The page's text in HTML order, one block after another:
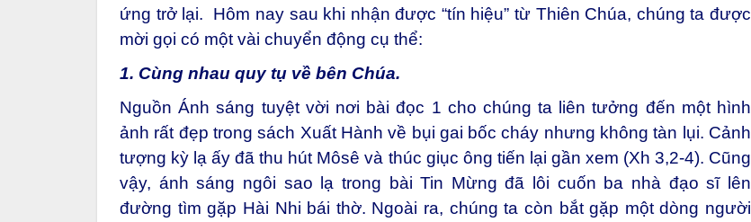
ứng trở lại. Hôm nay sau khi nhận được “tín hiệu” từ Thiên Chúa, chúng ta được
mời gọi có một vài chuyển động cụ thể:
1. Cùng nhau quy tụ về bên Chúa.
Nguồn Ánh sáng tuyệt vời nơi bài đọc 1 cho chúng ta liên tưởng đến một hình
ảnh rất đẹp trong sách Xuất Hành về bụi gai bốc cháy nhưng không tàn lụi. Cảnh
tượng kỳ lạ ấy đã thu hút Môsê và thúc giục ông tiến lại gần xem (Xh 3,2-4). Cũng
vậy, ánh sáng ngôi sao lạ trong bài Tin Mừng đã lôi cuốn ba nhà đạo sĩ lên
đường tìm gặp Hài Nhi bái thờ. Ngoài ra, chúng ta còn bắt gặp một dòng người